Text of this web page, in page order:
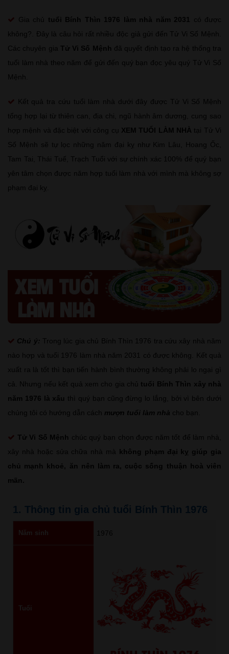
Gia chủ tuổi Bính Thìn 1976 làm nhà năm 2031
có được
không?. Đây là câu hỏi rất nhiều độc giả gửi đến Tử Vi Số Mệnh.
Các chuyên gia Tử Vi Số Mệnh đã quyết định tạo ra hệ thống tra
tuổi làm nhà theo năm để gửi đến quý bạn đọc yêu quý Tử Vi Số
Mệnh.
Kết quả tra cứu tuổi làm nhà dưới đây được Tử Vi Số Mệnh
tổng hợp lại từ thiên can, địa chi, ngũ hành âm dương, cung sao
hợp mệnh và đặc biệt với công cụ XEM TUỔI LÀM NHÀ tại Tử Vi
Số Mệnh sẽ tự lọc những năm đại kỵ như Kim Lâu, Hoang Ốc,
Tam Tai, Thái Tuế, Trạch Tuổi với sự chính xác 100% để quý bạn
yên tâm chọn được năm hợp tuổi làm nhà với mình mà không sợ
phạm đại kỵ.
Chú ý: Trong lúc gia chủ Bính Thìn 1976 tra cứu xây nhà năm
nào hợp và tuổi 1976 làm nhà năm 2031 có được không. Kết quả
xuất ra là tốt thì bạn tiến hành bình thường không phải lo ngại gì
cả. Nhưng nếu kết quả xem cho gia chủ
tuổi Bính Thìn xây nhà
năm 1976 là xấu thì quý bạn cũng đừng lo lắng, bởi vì bên dưới
chúng tôi có hướng dẫn cách mượn tuổi làm nhà cho bạn.
Tử Vi Số Mệnh chúc quý bạn chọn được năm tốt để làm nhà,
xây nhà hoặc sửa chữa nhà mà không phạm đại kỵ giúp gia
chủ mạnh khoẻ, ăn nên làm ra, cuộc sống thuận hoà viên
mãn.
1. Thông tin gia chủ tuổi Bính Thìn 1976
Năm sinh 1976
Tuổi